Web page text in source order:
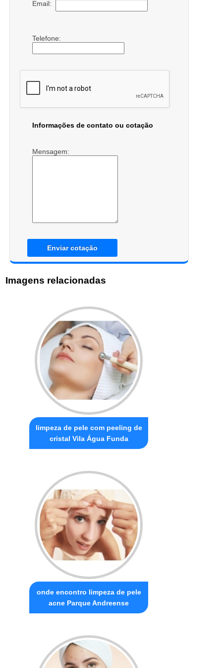
Email:
Telefone:
Informações de contato ou cotação
Mensagem:
Enviar cotação
Imagens relacionadas
limpeza de pele com peeling de
cristal Vila Água Funda
onde encontro limpeza de pele
acne Parque Andreense